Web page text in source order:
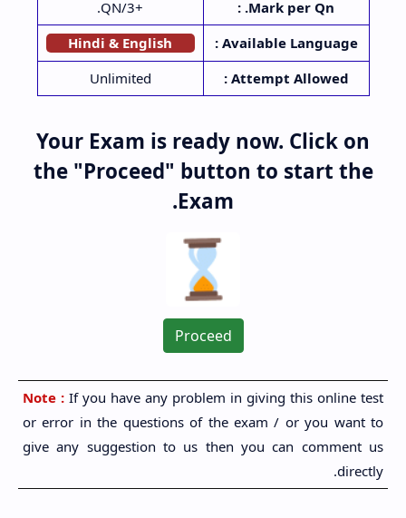
Mark per Qn. :
+3/QN.
Available Language :
Hindi & English
Attempt Allowed :
Unlimited
Your Exam is ready now. Click on
the "Proceed" button to start the
Exam.
Proceed
Note : If you have any problem in giving this online test
or error in the questions of the exam / or you want to
give any suggestion to us then you can comment us
directly.